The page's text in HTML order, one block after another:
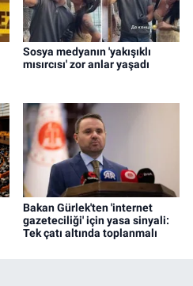
Sosya medyanın 'yakışıklı
mısırcısı' zor anlar yaşadı
Bakan Gürlek'ten 'internet
gazeteciliği' için yasa sinyali:
Tek çatı altında toplanmalı